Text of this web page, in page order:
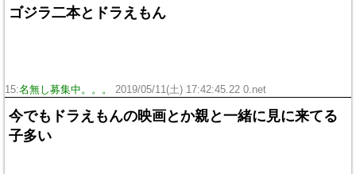
ゴジラ二本とドラえもん
15:名無し募集中。。。 2019/05/11(土) 17:42:45.22 0.net
今でもドラえもんの映画とか親と一緒に見に来てる
子多い